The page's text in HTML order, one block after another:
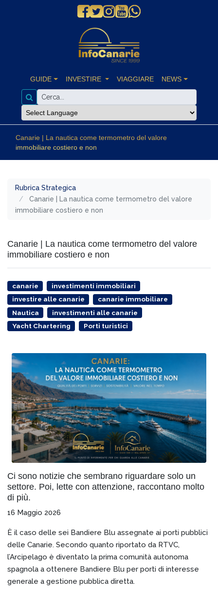
GUIDE INVESTIRE VIAGGIARE NEWS
Canarie | La nautica come termometro del valore
immobiliare costiero e non
Rubrica Strategica
Canarie | La nautica come termometro del valore
immobiliare costiero e non
Canarie | La nautica come termometro del valore
immobiliare costiero e non
canarie
investimenti immobiliari
investire alle canarie
canarie immobiliare
Nautica
investimenti alle canarie
Yacht Chartering
Porti turistici
Ci sono notizie che sembrano riguardare solo un
settore. Poi, lette con attenzione, raccontano molto
di più.
16 Maggio 2026
È il caso delle sei Bandiere Blu assegnate ai porti pubblici
delle Canarie. Secondo quanto riportato da RTVC,
l’Arcipelago è diventato la prima comunità autonoma
spagnola a ottenere Bandiere Blu per porti di interesse
generale a gestione pubblica diretta.